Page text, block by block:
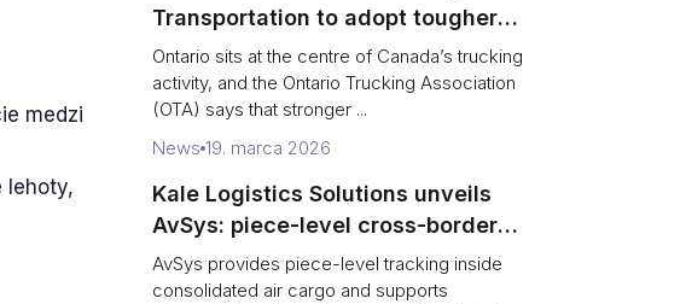
medzi
lehoty,
Transportation to adopt tougher
enforcement and compliance
measures
Ontario sits at the centre of Canada’s trucking
activity, and the Ontario Trucking Association
(OTA) says that stronger ...
News 19. marca 2026
Kale Logistics Solutions unveils
AvSys: piece-level cross-border
e‑commerce tracking and
middle‑mile control
AvSys provides piece-level tracking inside
consolidated air cargo and supports